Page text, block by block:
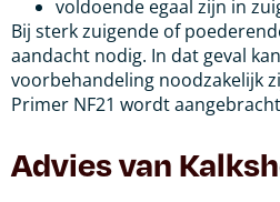
voldoende egaal zijn in
Bij sterk zuigende of
aandacht nodig. In dat geval
voorbehandeling noodzakelijk
Primer NF21 wordt
Advies van